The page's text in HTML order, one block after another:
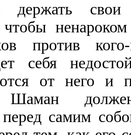
держать
против
себя
от него и
Шаман
перед самим